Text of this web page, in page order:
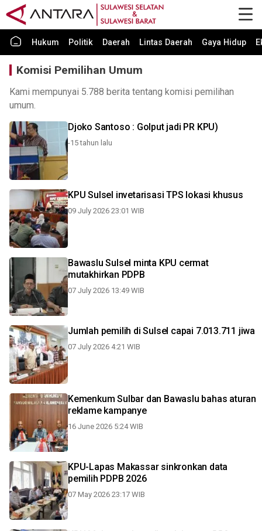
Hukum Politik Daerah Lintas Daerah Gaya Hidup
Komisi Pemilihan Umum
Kami mempunyai 5.788 berita tentang komisi pemilihan
umum.
Djoko Santoso : Golput jadi PR KPU)
-15 tahun lalu
KPU Sulsel invetarisasi TPS lokasi khusus
09 July 2026 23:01 WIB
Bawaslu Sulsel minta KPU cermat
mutakhirkan PDPB
07 July 2026 13:49 WIB
Jumlah pemilih di Sulsel capai 7.013.711 jiwa
07 July 2026 4:21 WIB
Kemenkum Sulbar dan Bawaslu bahas aturan
reklame kampanye
16 June 2026 5:24 WIB
KPU-Lapas Makassar sinkronkan data
pemilih PDPB 2026
07 May 2026 23:17 WIB